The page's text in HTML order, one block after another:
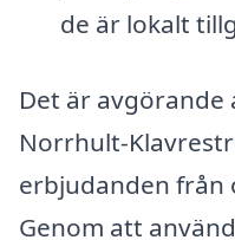
de är lokalt
Det är
Norrhult-
erbjudanden från
Genom att